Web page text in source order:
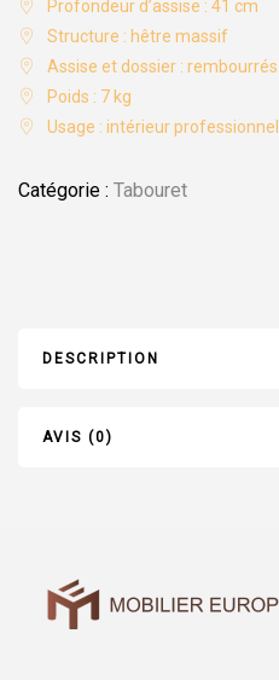
Profondeur d’assise : 41 cm
Structure : hêtre massif
Assise et dossier : rembourrés
Poids : 7 kg
Usage : intérieur professionnel
Catégorie : Tabouret
DESCRIPTION
AVIS (0)